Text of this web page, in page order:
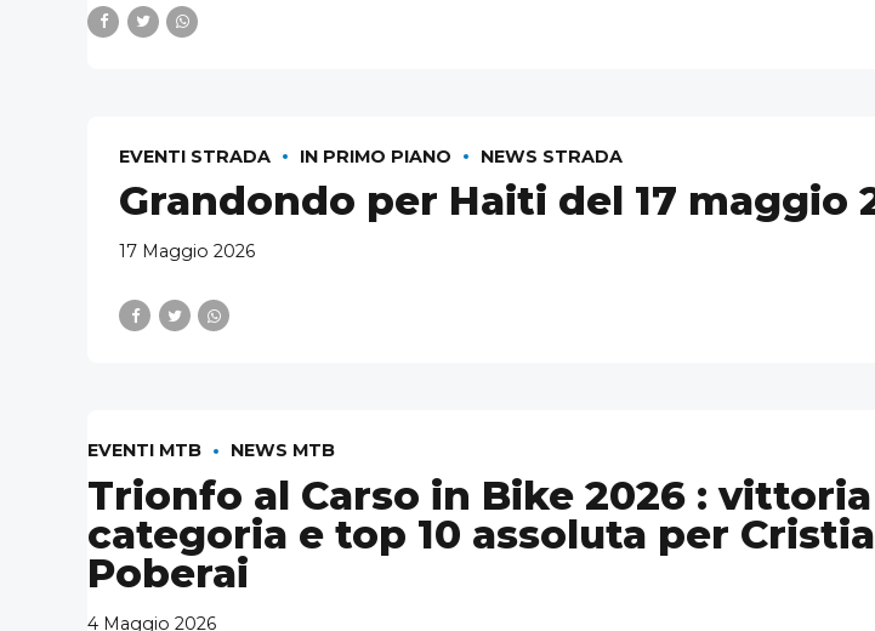
EVENTI STRADA IN PRIMO PIANO NEWS STRADA
Grandondo per Haiti del 17 maggio
17 Maggio 2026
EVENTI MTB NEWS MTB
Trionfo al Carso in Bike 2026 :
categoria e top 10 assoluta per
Poberai
4 Maggio 2026